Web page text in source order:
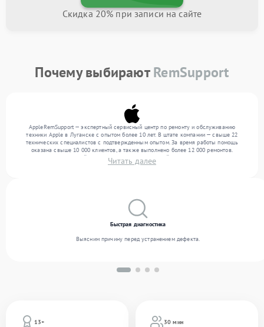
Скидка 20% при записи на сайте
Почему выбираютRemSupport
AppleRemSupport — экспертный сервисный центр по ремонту и обслуживанию
техники Apple в Луганске с опытом более 10 лет. В штате компании — свыше 22
технических специалистов с подтвержденным опытом. За время работы помощь
оказана свыше 10 000 клиентов, а также выполнено более 12 000 ремонтов.
Ежемесячно в сервисный центр поступает от 300 устройств, включая , , . Мы беремся
за задачи любой сложности и обеспечиваем надежный результат благодаря
Читать далее
13+
30 мин
Быстрая диагностика
Выясним причину перед устранением дефекта.